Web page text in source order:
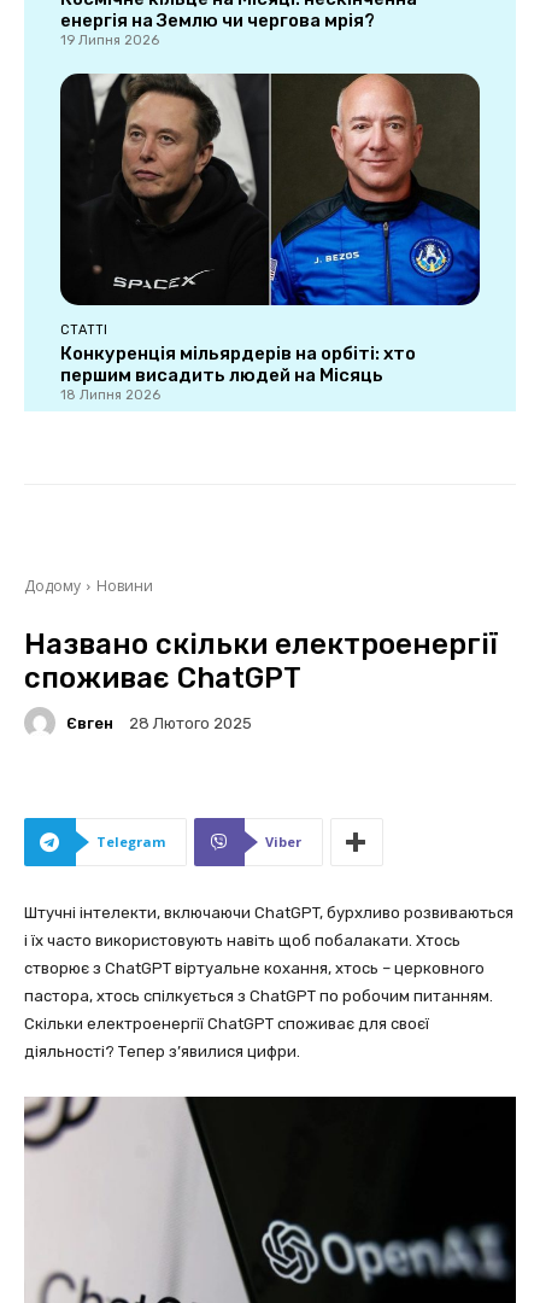
енергія на Землю чи чергова мрія?
19 Липня 2026
СТАТТІ
Конкуренція мільярдерів на орбіті: хто
першим висадить людей на Місяць
18 Липня 2026